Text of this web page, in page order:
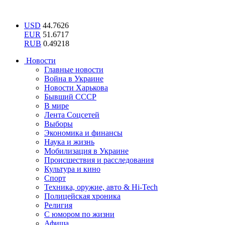
USD 44.7626
EUR 51.6717
RUB 0.49218
Новости
Главные новости
Война в Украине
Новости Харькова
Бывший СССР
В мире
Лента Соцсетей
Выборы
Экономика и финансы
Наука и жизнь
Мобилизация в Украине
Происшествия и расследования
Культура и кино
Спорт
Техника, оружие, авто & Hi-Tech
Полицейская хроника
Религия
С юмором по жизни
Афиша